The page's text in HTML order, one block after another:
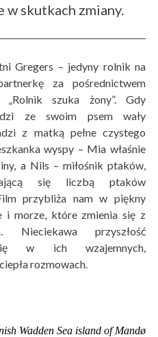
skutkach zmiany.
Gregers – jedyny rolnik na
za pośrednictwem
szuka żony”. Gdy
ze swoim psem wały
z matką pełne czystego
wyspy – Mia właśnie
a Nils – miłośnik ptaków,
się liczbą ptaków
przybliża nam w piękny
i morze, które zmienia się z
przyszłość
w ich wzajemnych,
rozmowach.
Wadden Sea island of Mandø